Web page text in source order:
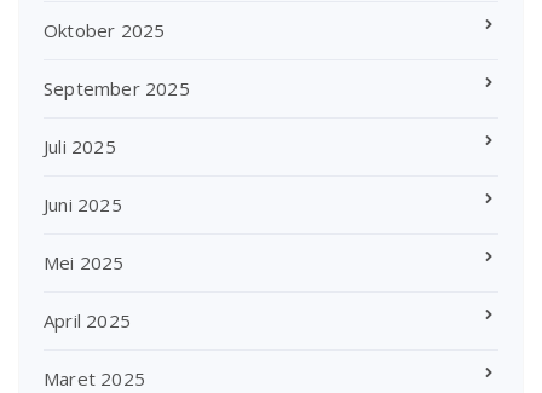
Oktober 2025
September 2025
Juli 2025
Juni 2025
Mei 2025
April 2025
Maret 2025